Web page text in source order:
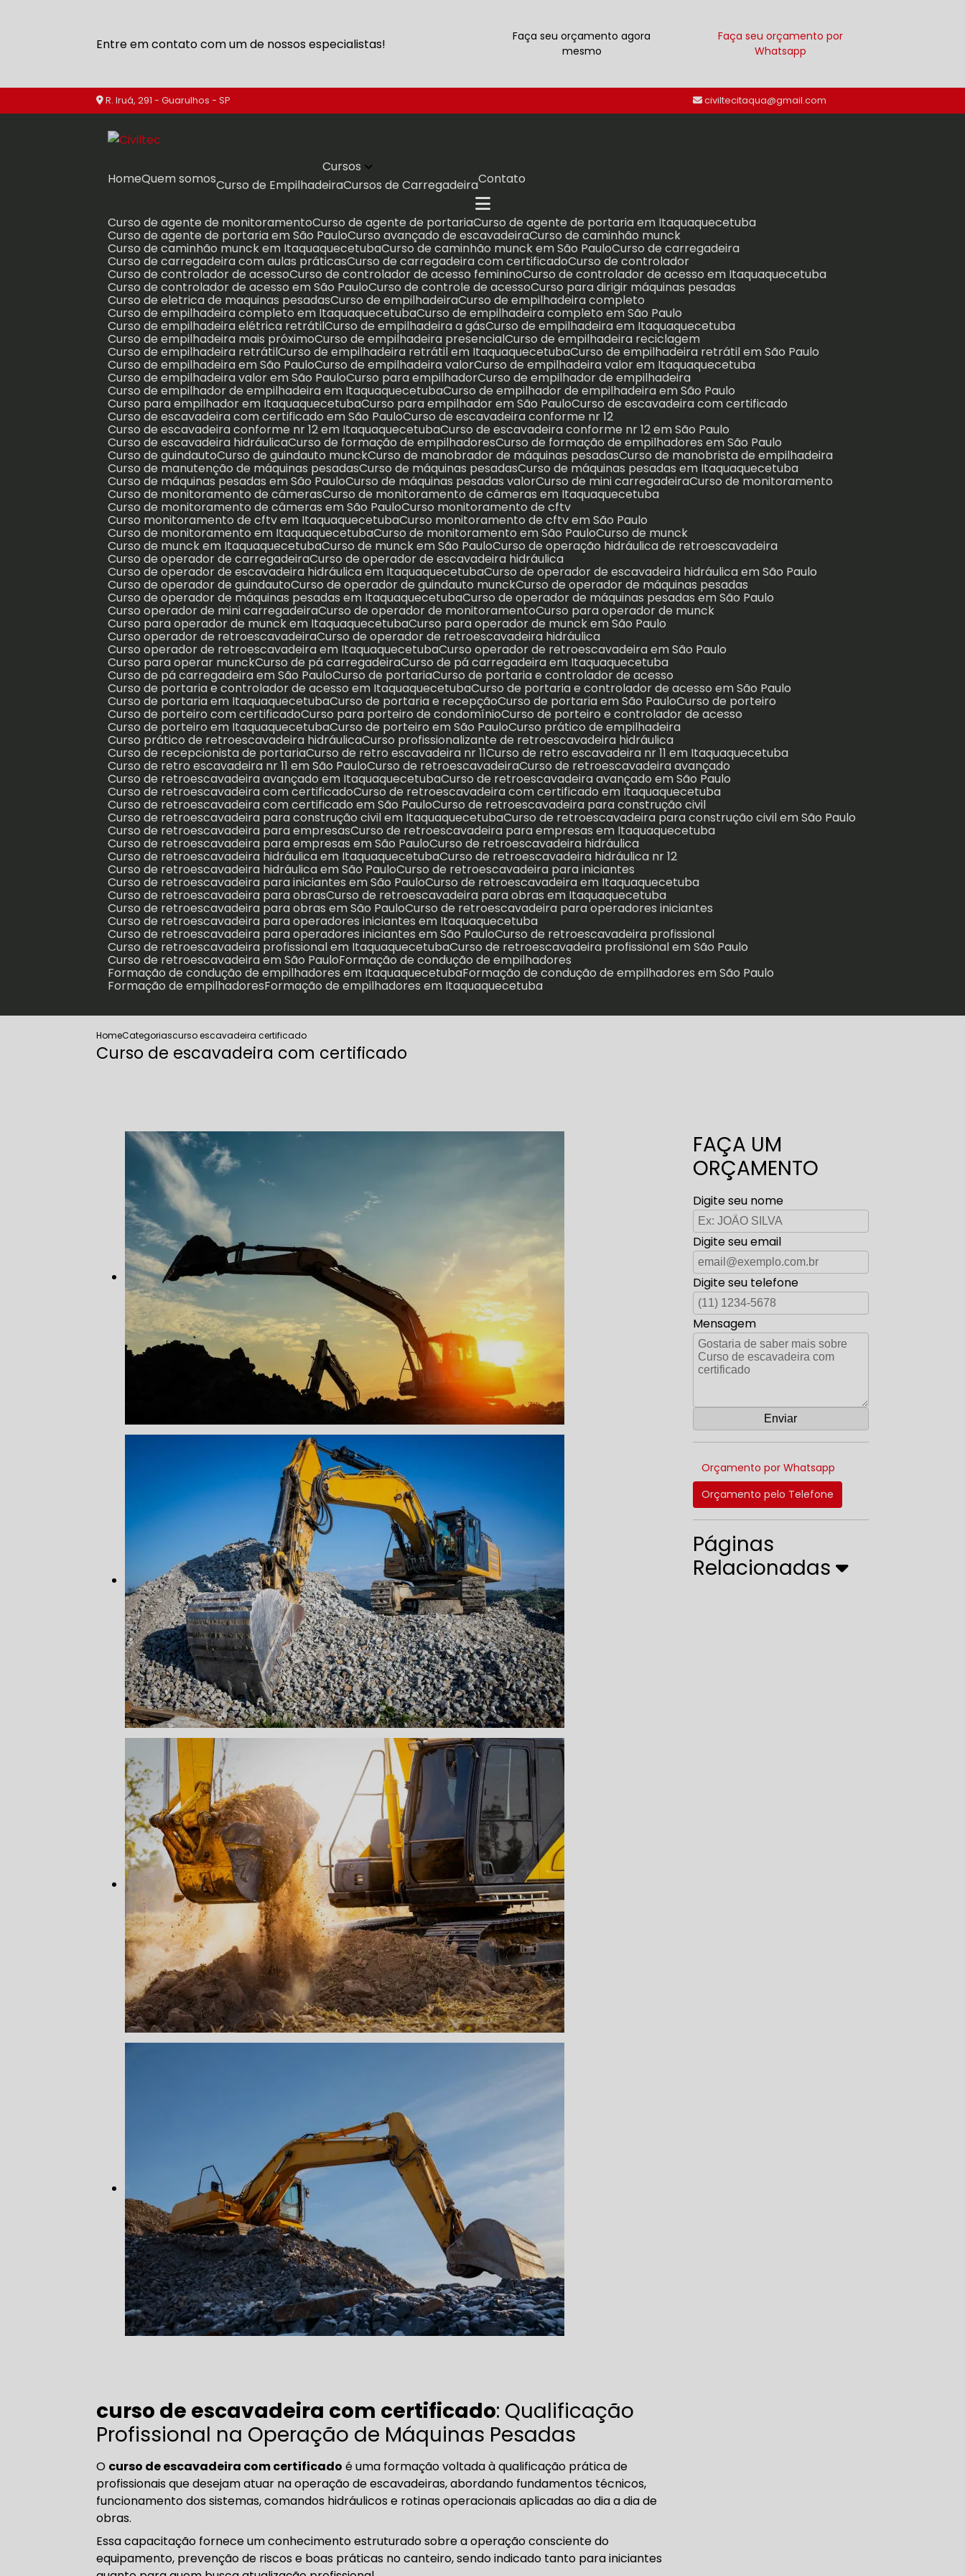
Entre em contato com um de nossos especialistas!
Faça seu orçamento agora
mesmo
Faça seu orçamento por
Whatsapp
R. Iruá, 291 - Guarulhos - SP civiltecitaqua@gmail.com
Home Quem somos
Cursos
Curso de Empilhadeira Cursos de Carregadeira Contato
Curso de agente de monitoramento Curso de agente de portaria Curso de agente de portaria em Itaquaquecetuba
Curso de agente de portaria em São Paulo Curso avançado de escavadeira Curso de caminhão munck
Curso de caminhão munck em Itaquaquecetuba Curso de caminhão munck em São Paulo Curso de carregadeira
Curso de carregadeira com aulas práticas Curso de carregadeira com certificado Curso de controlador
Curso de controlador de acesso Curso de controlador de acesso feminino Curso de controlador de acesso em Itaquaquecetuba
Curso de controlador de acesso em São Paulo Curso de controle de acesso Curso para dirigir máquinas pesadas
Curso de eletrica de maquinas pesadas Curso de empilhadeira Curso de empilhadeira completo
Curso de empilhadeira completo em Itaquaquecetuba Curso de empilhadeira completo em São Paulo
Curso de empilhadeira elétrica retrátil Curso de empilhadeira a gás Curso de empilhadeira em Itaquaquecetuba
Curso de empilhadeira mais próximo Curso de empilhadeira presencial Curso de empilhadeira reciclagem
Curso de empilhadeira retrátil Curso de empilhadeira retrátil em Itaquaquecetuba Curso de empilhadeira retrátil em São Paulo
Curso de empilhadeira em São Paulo Curso de empilhadeira valor Curso de empilhadeira valor em Itaquaquecetuba
Curso de empilhadeira valor em São Paulo Curso para empilhador Curso de empilhador de empilhadeira
Curso de empilhador de empilhadeira em Itaquaquecetuba Curso de empilhador de empilhadeira em São Paulo
Curso para empilhador em Itaquaquecetuba Curso para empilhador em São Paulo Curso de escavadeira com certificado
Curso de escavadeira com certificado em São Paulo Curso de escavadeira conforme nr 12
Curso de escavadeira conforme nr 12 em Itaquaquecetuba Curso de escavadeira conforme nr 12 em São Paulo
Curso de escavadeira hidráulica Curso de formação de empilhadores Curso de formação de empilhadores em São Paulo
Curso de guindauto Curso de guindauto munck Curso de manobrador de máquinas pesadas Curso de manobrista de empilhadeira
Curso de manutenção de máquinas pesadas Curso de máquinas pesadas Curso de máquinas pesadas em Itaquaquecetuba
Curso de máquinas pesadas em São Paulo Curso de máquinas pesadas valor Curso de mini carregadeira Curso de monitoramento
Curso de monitoramento de câmeras Curso de monitoramento de câmeras em Itaquaquecetuba
Curso de monitoramento de câmeras em São Paulo Curso monitoramento de cftv
Curso monitoramento de cftv em Itaquaquecetuba Curso monitoramento de cftv em São Paulo
Curso de monitoramento em Itaquaquecetuba Curso de monitoramento em São Paulo Curso de munck
Curso de munck em Itaquaquecetuba Curso de munck em São Paulo Curso de operação hidráulica de retroescavadeira
Curso de operador de carregadeira Curso de operador de escavadeira hidráulica
Curso de operador de escavadeira hidráulica em Itaquaquecetuba Curso de operador de escavadeira hidráulica em São Paulo
Curso de operador de guindauto Curso de operador de guindauto munck Curso de operador de máquinas pesadas
Curso de operador de máquinas pesadas em Itaquaquecetuba Curso de operador de máquinas pesadas em São Paulo
Curso operador de mini carregadeira Curso de operador de monitoramento Curso para operador de munck
Curso para operador de munck em Itaquaquecetuba Curso para operador de munck em São Paulo
Curso operador de retroescavadeira Curso de operador de retroescavadeira hidráulica
Curso operador de retroescavadeira em Itaquaquecetuba Curso operador de retroescavadeira em São Paulo
Curso para operar munck Curso de pá carregadeira Curso de pá carregadeira em Itaquaquecetuba
Curso de pá carregadeira em São Paulo Curso de portaria Curso de portaria e controlador de acesso
Curso de portaria e controlador de acesso em Itaquaquecetuba Curso de portaria e controlador de acesso em São Paulo
Curso de portaria em Itaquaquecetuba Curso de portaria e recepção Curso de portaria em São Paulo Curso de porteiro
Curso de porteiro com certificado Curso para porteiro de condomínio Curso de porteiro e controlador de acesso
Curso de porteiro em Itaquaquecetuba Curso de porteiro em São Paulo Curso prático de empilhadeira
Curso prático de retroescavadeira hidráulica Curso profissionalizante de retroescavadeira hidráulica
Curso de recepcionista de portaria Curso de retro escavadeira nr 11 Curso de retro escavadeira nr 11 em Itaquaquecetuba
Curso de retro escavadeira nr 11 em São Paulo Curso de retroescavadeira Curso de retroescavadeira avançado
Curso de retroescavadeira avançado em Itaquaquecetuba Curso de retroescavadeira avançado em São Paulo
Curso de retroescavadeira com certificado Curso de retroescavadeira com certificado em Itaquaquecetuba
Curso de retroescavadeira com certificado em São Paulo Curso de retroescavadeira para construção civil
Curso de retroescavadeira para construção civil em Itaquaquecetuba Curso de retroescavadeira para construção civil em São Paulo
Curso de retroescavadeira para empresas Curso de retroescavadeira para empresas em Itaquaquecetuba
Curso de retroescavadeira para empresas em São Paulo Curso de retroescavadeira hidráulica
Curso de retroescavadeira hidráulica em Itaquaquecetuba Curso de retroescavadeira hidráulica nr 12
Curso de retroescavadeira hidráulica em São Paulo Curso de retroescavadeira para iniciantes
Curso de retroescavadeira para iniciantes em São Paulo Curso de retroescavadeira em Itaquaquecetuba
Curso de retroescavadeira para obras Curso de retroescavadeira para obras em Itaquaquecetuba
Curso de retroescavadeira para obras em São Paulo Curso de retroescavadeira para operadores iniciantes
Curso de retroescavadeira para operadores iniciantes em Itaquaquecetuba
Curso de retroescavadeira para operadores iniciantes em São Paulo Curso de retroescavadeira profissional
Curso de retroescavadeira profissional em Itaquaquecetuba Curso de retroescavadeira profissional em São Paulo
Curso de retroescavadeira em São Paulo Formação de condução de empilhadores
Formação de condução de empilhadores em Itaquaquecetuba Formação de condução de empilhadores em São Paulo
Formação de empilhadores Formação de empilhadores em Itaquaquecetuba
HomeCategoriascurso escavadeira certificado
Curso de escavadeira com certificado
curso de escavadeira com certificado: Qualificação
Profissional na Operação de Máquinas Pesadas
O curso de escavadeira com certificado é uma formação voltada à qualificação prática de
profissionais que desejam atuar na operação de escavadeiras, abordando fundamentos técnicos,
funcionamento dos sistemas, comandos hidráulicos e rotinas operacionais aplicadas ao dia a dia de
obras.
Essa capacitação fornece um conhecimento estruturado sobre a operação consciente do
equipamento, prevenção de riscos e boas práticas no canteiro, sendo indicado tanto para iniciantes
FAÇA UM
ORÇAMENTO
Digite seu nome
Digite seu email
Digite seu telefone
Mensagem
Orçamento por Whatsapp
Orçamento pelo Telefone
Páginas
Relacionadas